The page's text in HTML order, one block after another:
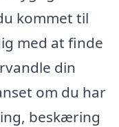
kommet til
med at finde
din
om du har
beskæring